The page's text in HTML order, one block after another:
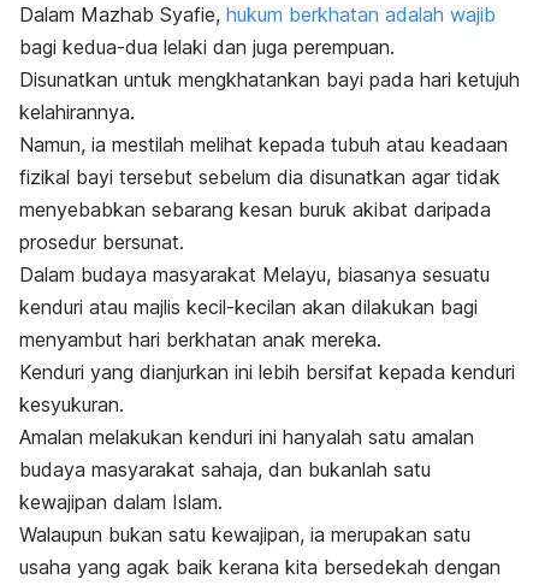
Dalam Mazhab Syafie, hukum berkhatan adalah wajib
bagi kedua-dua lelaki dan juga perempuan.
Disunatkan untuk mengkhatankan bayi pada hari ketujuh
kelahirannya.
Namun, ia mestilah melihat kepada tubuh atau keadaan
fizikal bayi tersebut sebelum dia disunatkan agar tidak
menyebabkan sebarang kesan buruk akibat daripada
prosedur bersunat.
Dalam budaya masyarakat Melayu, biasanya sesuatu
kenduri atau majlis kecil-kecilan akan dilakukan bagi
menyambut hari berkhatan anak mereka.
Kenduri yang dianjurkan ini lebih bersifat kepada kenduri
kesyukuran.
Amalan melakukan kenduri ini hanyalah satu amalan
budaya masyarakat sahaja, dan bukanlah satu
kewajipan dalam Islam.
Walaupun bukan satu kewajipan, ia merupakan satu
usaha yang agak baik kerana kita bersedekah dengan